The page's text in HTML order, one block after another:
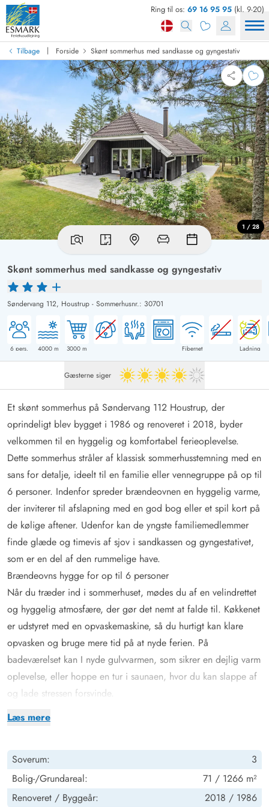
Ring til os: 69 16 95 95 (kl. 9-20)
Tilbage | Forside Skønt sommerhus med sandkasse og gyngestativ
Skønt sommerhus med sandkasse og gyngestativ
Søndervang 112, Houstrup - Sommerhusnr.: 30701
6 pers. 4000m 3000 m Fibernet Ladning
1 / 28
Gæsterne siger 4 ud af 5
Læs mere
Et skønt sommerhus på Søndervang 112 Houstrup, der
oprindeligt blev bygget i 1986 og renoveret i 2018, byder
velkommen til en hyggelig og komfortabel ferieoplevelse.
Dette sommerhus stråler af klassisk sommerhusstemning med en
sans for detalje, ideelt til en familie eller vennegruppe på op til
6 personer. Indenfor spreder brændeovnen en hyggelig varme,
der inviterer til afslapning med en god bog eller et spil kort på
de kølige aftener. Udenfor kan de yngste familiemedlemmer
finde glæde og timevis af sjov i sandkassen og gyngestativet,
som er en del af den rummelige have.
Brændeovns hygge for op til 6 personer
Når du træder ind i sommerhuset, mødes du af en velindrettet
og hyggelig atmosfære, der gør det nemt at falde til. Køkkenet
er udstyret med en opvaskemaskine, så du hurtigt kan klare
opvasken og bruge mere tid på at nyde ferien. På
badeværelset kan I nyde gulvvarmen, som sikrer en dejlig varm
oplevelse, eller hoppe en tur i saunaen, hvor du kan slappe af
og lade stressen forsvinde.
Når mørket falder på, og I har nydt flammerne fra
køjesenge, så der er plads til hele familien eller vennegruppen.
Lækker terrasse med plads til både store og små
Udemiljøet ved sommerhuset er skabt til både leg og
Soverum:
3
Bolig-/Grundareal:
71 / 1266 m²
Renoveret / Byggeår: 2018 / 1986